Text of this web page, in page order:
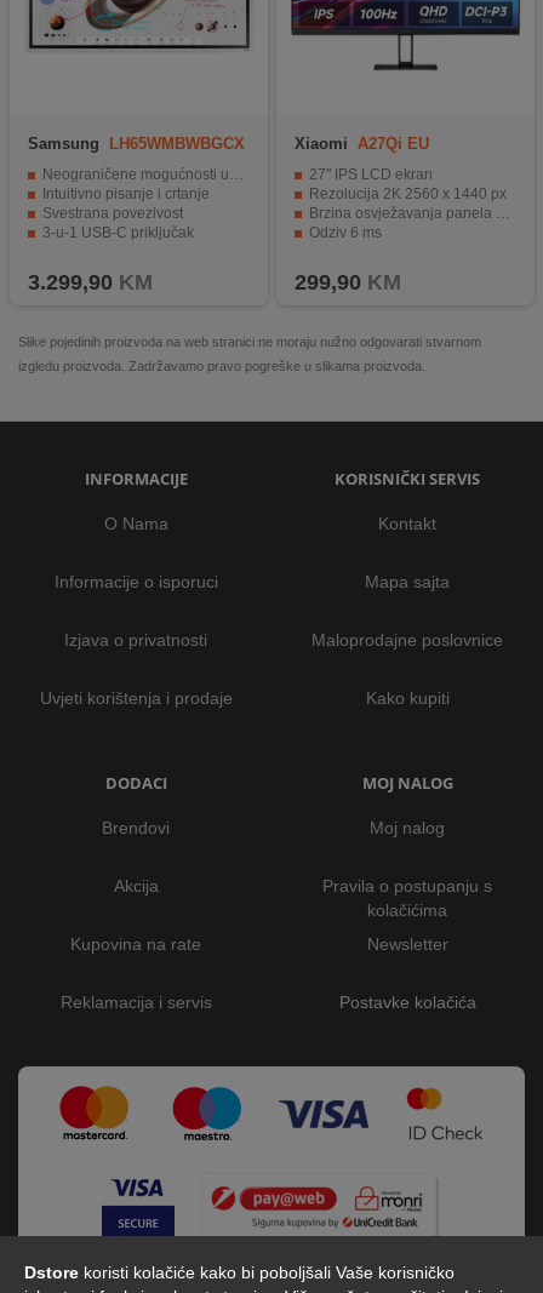
Dstore koristi kolačiće kako bi poboljšali Vaše korisničko
Samsung
LH65WMBWBGCX
Neograničene mogućnosti učenja
Intuitivno pisanje i crtanje
Svestrana povezivost
3-u-1 USB-C priključak
3.299,90 KM
Xiaomi A27Qi EU
27" IPS LCD ekran
Rezolucija 2K 2560 x 1440 px
Brzina osvježavanja panela 100Hz
Odziv 6 ms
299,90 KM
Slike pojedinih proizvoda na web stranici ne moraju nužno odgovarati stvarnom
izgledu proizvoda. Zadržavamo pravo pogreške u slikama proizvoda.
INFORMACIJE
O Nama
Informacije o isporuci
Izjava o privatnosti
Uvjeti korištenja i prodaje
KORISNIČKI SERVIS
Kontakt
Mapa sajta
Maloprodajne poslovnice
Kako kupiti
DODACI
Brendovi
Akcija
Kupovina na rate
Reklamacija i servis
MOJ NALOG
Moj nalog
Pravila o postupanju s
kolačićima
Newsletter
Postavke kolačića